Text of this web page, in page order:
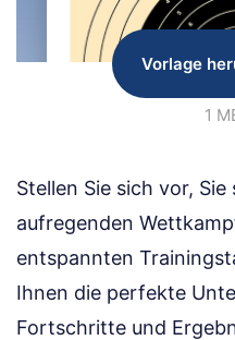
Vorlage
1
Stellen Sie sich vor,
aufregenden
entspannten
Ihnen die perfekte
Fortschritte und